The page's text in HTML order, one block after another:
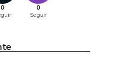
0 0
Seguir